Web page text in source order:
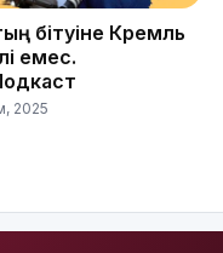
бітуіне Кремль
емес.
2025